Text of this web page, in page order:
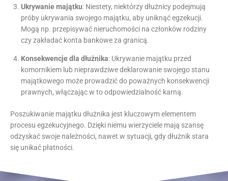
Ukrywanie majątku: Niestety, niektórzy dłużnicy podejmują
próby ukrywania swojego majątku, aby uniknąć egzekucji.
Mogą np. przepisywać nieruchomości na członków rodziny
czy zakładać konta bankowe za granicą.
Konsekwencje dla dłużnika: Ukrywanie majątku przed
komornikiem lub nieprawdziwe deklarowanie swojego stanu
majątkowego może prowadzić do poważnych konsekwencji
prawnych, włączając w to odpowiedzialność karną.
Poszukiwanie majątku dłużnika jest kluczowym elementem
procesu egzekucyjnego. Dzięki niemu wierzyciele mają szansę
odzyskać swoje należności, nawet w sytuacji, gdy dłużnik stara
się unikać płatności.